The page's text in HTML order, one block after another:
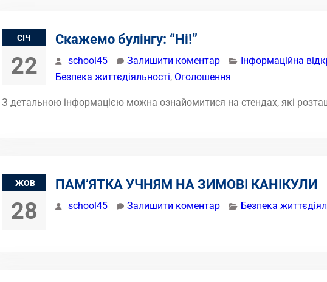
СІЧ
22
Скажемо булінгу: “Ні!”
school45 Залишити коментар Інформаційна
Безпека життєдіяльності, Оголошення
З детальною інформацією можна ознайомитися на стендах, які
ЖОВ
28
ПАМ’ЯТКА УЧНЯМ НА ЗИМОВІ КАНІКУЛИ
school45 Залишити коментар Безпека